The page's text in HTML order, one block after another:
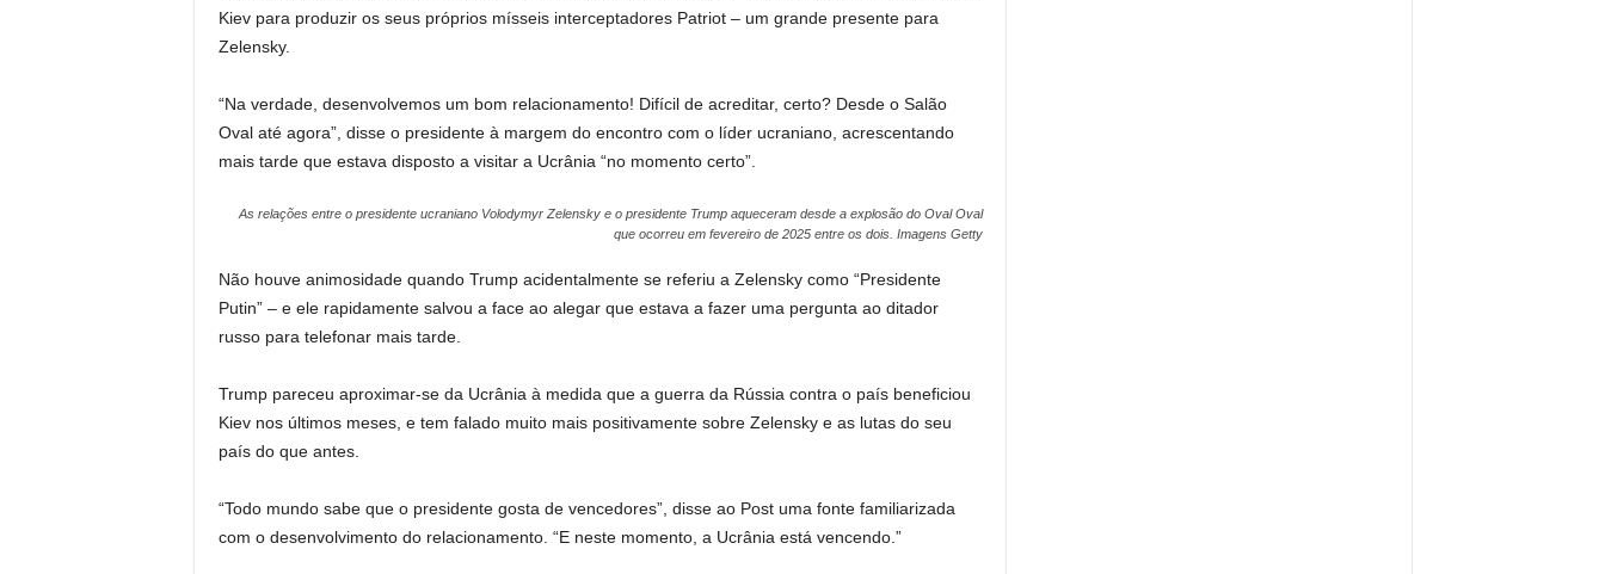
Kiev para produzir os seus próprios mísseis interceptadores Patriot – um grande presente para
Zelensky.
“Na verdade, desenvolvemos um bom relacionamento! Difícil de acreditar, certo? Desde o Salão
Oval até agora”, disse o presidente à margem do encontro com o líder ucraniano, acrescentando
mais tarde que estava disposto a visitar a Ucrânia “no momento certo”.
As relações entre o presidente ucraniano Volodymyr Zelensky e o presidente Trump aqueceram desde a explosão do Oval Oval
que ocorreu em fevereiro de 2025 entre os dois. Imagens Getty
Não houve animosidade quando Trump acidentalmente se referiu a Zelensky como “Presidente
Putin” – e ele rapidamente salvou a face ao alegar que estava a fazer uma pergunta ao ditador
russo para telefonar mais tarde.
Trump pareceu aproximar-se da Ucrânia à medida que a guerra da Rússia contra o país beneficiou
Kiev nos últimos meses, e tem falado muito mais positivamente sobre Zelensky e as lutas do seu
país do que antes.
“Todo mundo sabe que o presidente gosta de vencedores”, disse ao Post uma fonte familiarizada
com o desenvolvimento do relacionamento. “E neste momento, a Ucrânia está vencendo.”